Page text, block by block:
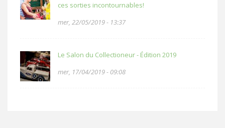
ces sorties incontournables!
mer, 22/05/2019 - 13:37
Le Salon du Collectioneur - Édition 2019
mer, 17/04/2019 - 09:08